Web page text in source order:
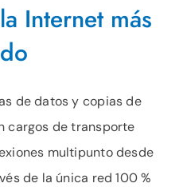
Internet más
de datos y copias de
cargos de transporte
multipunto desde
de la única red 100 %